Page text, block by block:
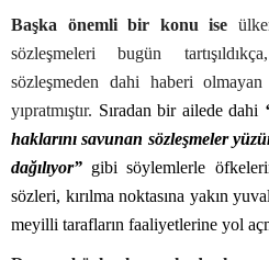
Başka önemli bir konu ise
sözleşmeleri bugün
sözleşmeden dahi haberi
yıpratmıştır. Sıradan bir ailede dahi
haklarını savunan sözleşmeler
dağılıyor” gibi söylemlerle
sözleri, kırılma noktasına yakın
meyilli tarafların faaliyetlerine yol